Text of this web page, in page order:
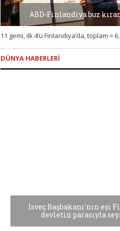
ABD-Finlandiya buz
11 gemi, ilk 4’ü Finlandiya’da, toplam ≈
DÜNYA HABERLERI
İsveç Başbakanı'nın eşi
devletin parasıyla